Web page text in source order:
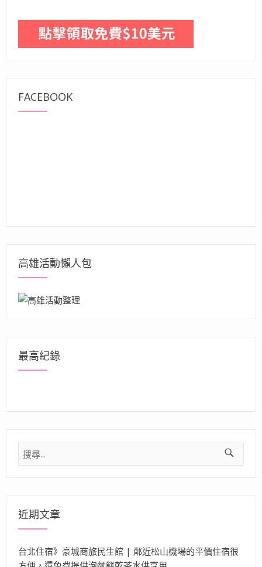
FACEBOOK
高雄活動懶人包
最高紀錄
搜
尋
近期文章
台北住宿》豪城商旅民生館 | 鄰近松山機場的平價住宿很